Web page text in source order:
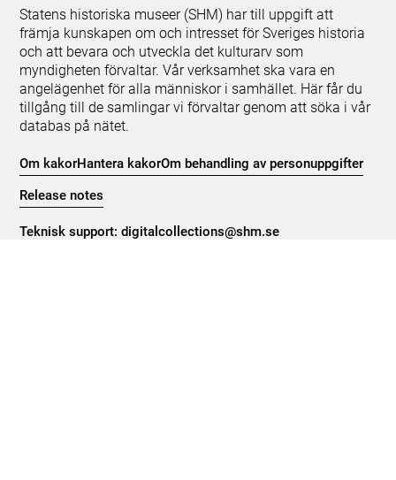
Statens historiska museer (SHM) har till uppgift att
främja kunskapen om och intresset för Sveriges historia
och att bevara och utveckla det kulturarv som
myndigheten förvaltar. Vår verksamhet ska vara en
angelägenhet för alla människor i samhället. Här får du
tillgång till de samlingar vi förvaltar genom att söka i vår
databas på nätet.
Om kakorHantera kakorOm behandling av personuppgifter
Release notes
Teknisk support:digitalcollections@shm.se